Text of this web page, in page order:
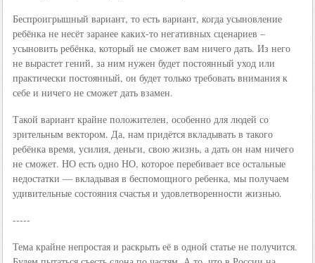
Беспроигрышный вариант, то есть вариант, когда усыновление
ребёнка не несёт заранее каких-то негативных сценариев –
усыновить ребёнка, который не сможет вам ничего дать. Из него
не вырастет гений, за ним нужен будет постоянный уход или
практически постоянный, он будет только требовать внимания к
себе и ничего не сможет дать взамен.
Такой вариант крайне положителен, особенно для людей со
зрительным вектором. Да, нам придётся вкладывать в такого
ребёнка время, усилия, деньги, свою жизнь, а дать он нам ничего
не сможет. НО есть одно НО, которое перебивает все остальные
недостатки — вкладывая в беспомощного ребенка, мы получаем
удивительные состояния счастья и удовлетворенности жизнью.
-----
Тема крайне непростая и раскрыть её в одной статье не получится.